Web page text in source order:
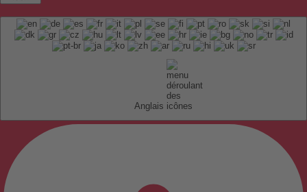
Anglais